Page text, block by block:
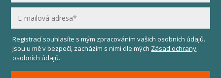
Registrací souhlasíte s mým zpracováním vašich osobních údajů.
Jsou u mě v bezpečí, zacházím s nimi dle mých Zásad ochrany
osobních údajů.